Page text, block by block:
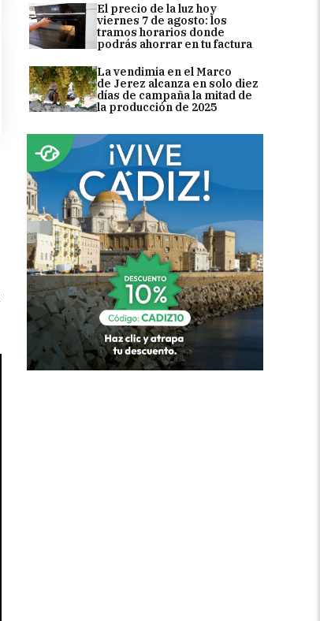
El precio de la luz hoy
viernes 7 de agosto: los
tramos horarios donde
podrás ahorrar en tu factura
La vendimia en el Marco
de Jerez alcanza en solo diez
días de campaña la mitad de
la producción de 2025